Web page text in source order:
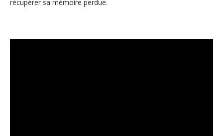
récupérer sa mémoire perdue.